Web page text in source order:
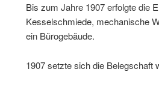
Bis zum Jahre 1907 erfolgte die
Kesselschmiede, mechanische
ein Bürogebäude.
1907 setzte sich die Belegschaft